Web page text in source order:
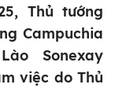
Thủ tướng
Campuchia
Sonexay
việc do Thủ